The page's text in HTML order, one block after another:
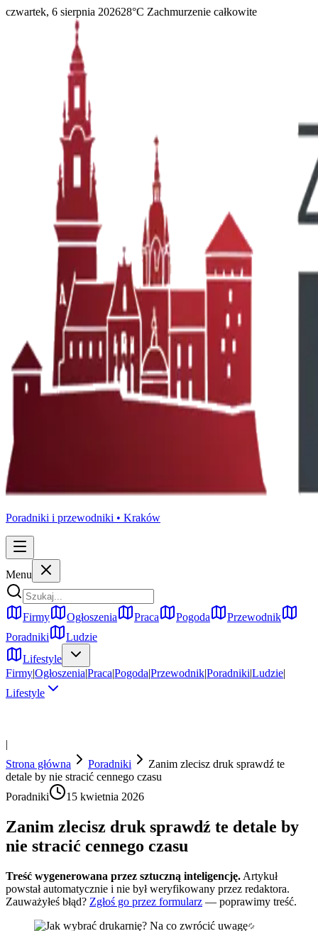
czwartek, 6 sierpnia 202628°C Zachmurzenie całkowite
Poradniki i przewodniki • Kraków
Menu
Firmy Ogłoszenia Praca Pogoda
Przewodnik
Poradniki
Ludzie
Lifestyle
Firmy|Ogłoszenia|Praca|Pogoda|Przewodnik|Poradniki|Ludzie|
Lifestyle
|
Strona główna
Poradniki
Zanim zlecisz druk sprawdź te
detale by nie stracić cennego czasu
Poradniki
15 kwietnia 2026
Zanim zlecisz druk sprawdź te detale by
nie stracić cennego czasu
Treść wygenerowana przez sztuczną inteligencję. Artykuł
powstał automatycznie i nie był weryfikowany przez redaktora.
Zauważyłeś błąd? Zgłoś go przez formularz — poprawimy treść.